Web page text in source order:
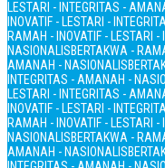
LESTARI - INTEGRITAS -
INOVATIF - LESTARI -
RAMAH - INOVATIF - LESTARI
NASIONALISBERTAKWA -
AMANAH - NASIONALIS
INTEGRITAS - AMANAH -
LESTARI - INTEGRITAS -
INOVATIF - LESTARI -
RAMAH - INOVATIF - LESTARI
NASIONALISBERTAKWA -
AMANAH - NASIONALIS